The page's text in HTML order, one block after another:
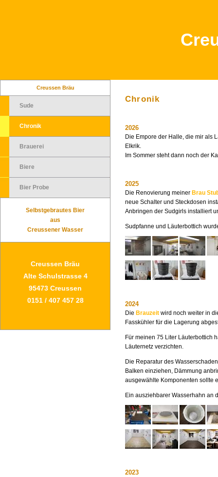
Chronik
2026
Die Empore der Halle, die mir als
Elkrik.
Im Sommer steht dann noch der
2025
Die Renovierung meiner Brau
neue Schalter und Steckdosen
Anbringen der Sudgirls installiert
Sudpfanne und Läuterbottich
2024
Die Brauzeit wird noch weiter in
Fasskühler für die Lagerung
Für meinen 75 Liter Läuterbottich
Läuternetz verzichten.
Die Reparatur des
Balken einziehen, Dämmung
ausgewählte Komponenten sollte
Ein ausziehbarer Wasserhahn an
2023
Creussen Bräu
Sude
Chronik
Brauerei
Biere
Bier Probe
Selbstgebrautes Bier
aus
Creussener Wasser
Creussen Bräu
Alte Schulstrasse 4
95473 Creussen
0151 / 407 457 28